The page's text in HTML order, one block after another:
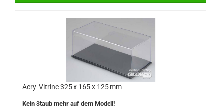
Acryl Vitrine 325 x 165 x 125 mm
Kein Staub mehr auf dem Modell!